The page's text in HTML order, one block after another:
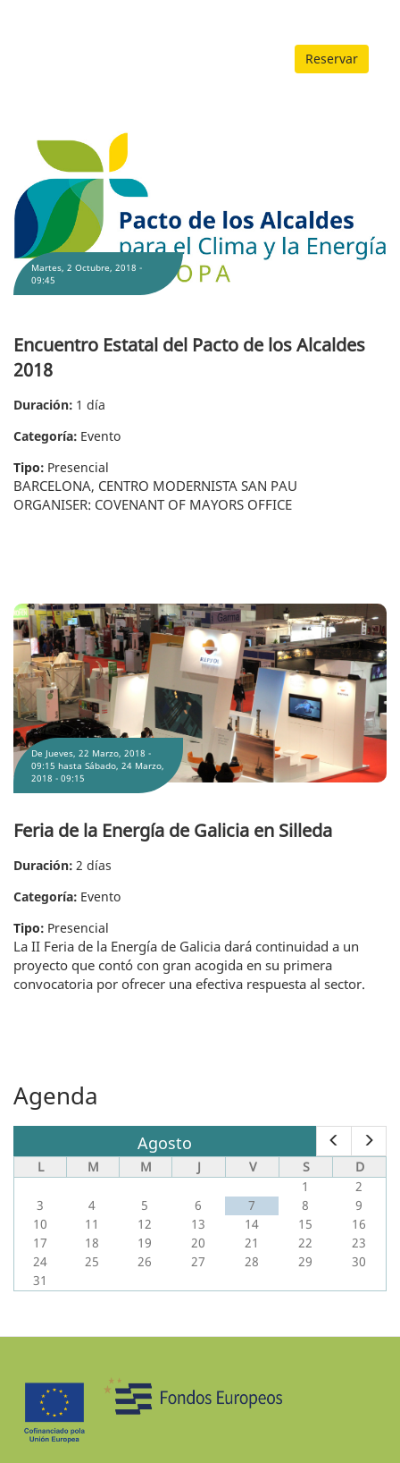
Reservar
Encuentro Estatal del Pacto de los Alcaldes 2018
Encuentro Estatal del Pacto de los Alcaldes
2018
Duración: 1 día
Categoría: Evento
Tipo: Presencial
BARCELONA, CENTRO MODERNISTA SAN PAU
ORGANISER: COVENANT OF MAYORS OFFICE
Martes, 2 Octubre, 2018 -
09:45
Feria de la Energía de Galicia en Silleda
Feria de la Energía de Galicia en Silleda
Duración: 2 días
Categoría: Evento
Tipo: Presencial
La II Feria de la Energía de Galicia dará continuidad a un
proyecto que contó con gran acogida en su primera
convocatoria por ofrecer una efectiva respuesta al sector.
De Jueves, 22 Marzo, 2018 -
09:15 hasta Sábado, 24 Marzo,
2018 - 09:15
Agenda
Anterior
Agosto
L M M J V S
D
1
2
3
4 5 6 7 8
9
10
11 12 13 14 15
16
17
18 19 20 21 22
23
24
25 26 27 28 29
30
31